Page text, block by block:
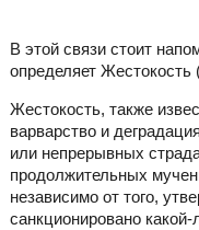
В этой связи стоит
определяет Жестокость
Жестокость, также
варварство и
или непрерывных
продолжительных
независимо от того,
санкционировано